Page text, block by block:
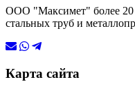
ООО "Максимет" более 20
стальных труб и
Карта сайта